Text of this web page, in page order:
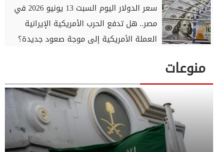
سعر الدولار اليوم السبت 13 يونيو 2026 في
مصر.. هل تدفع الحرب الأمريكية الإيرانية
العملة الأمريكية إلى موجة صعود جديدة؟
منوعات